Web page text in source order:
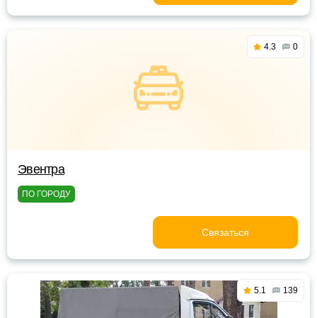
4.3 0
Эвентра
ПО ГОРОДУ
Связаться
5.1 139